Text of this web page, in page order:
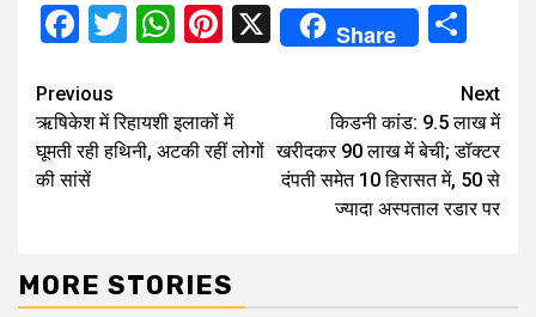
Facebook
Twitter
WhatsApp
Pinterest
X Share
Continue
Reading
Previous
ऋषिकेश में रिहायशी इलाकों में
घूमती रही हथिनी, अटकी रहीं लोगों
की सांसें
Next
किडनी कांड: 9.5 लाख में
खरीदकर 90 लाख में बेची; डॉक्टर
दंपती समेत 10 हिरासत में, 50 से
ज्यादा अस्पताल रडार पर
MORE STORIES